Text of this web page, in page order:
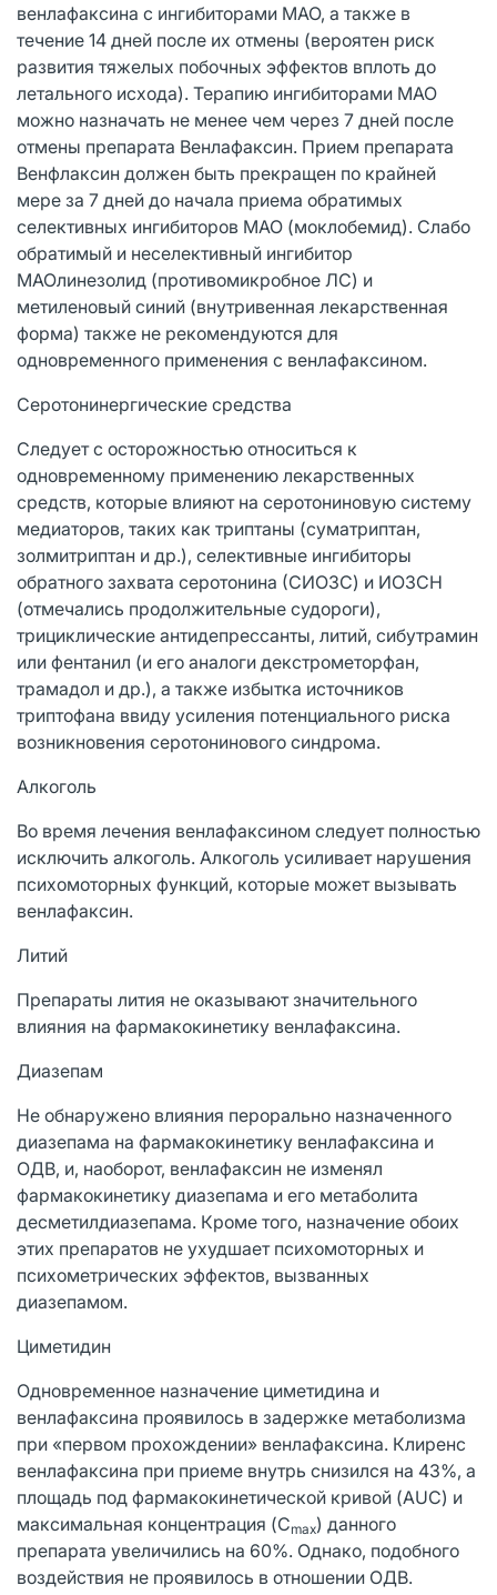
венлафаксина с ингибиторами МАО, а также в
течение 14 дней после их отмены (вероятен риск
развития тяжелых побочных эффектов вплоть до
летального исхода). Терапию ингибиторами МАО
можно назначать не менее чем через 7 дней после
отмены препарата Венлафаксин. Прием препарата
Венфлаксин должен быть прекращен по крайней
мере за 7 дней до начала приема обратимых
селективных ингибиторов МАО (моклобемид). Слабо
обратимый и неселективный ингибитор
МАОлинезолид (противомикробное ЛС) и
метиленовый синий (внутривенная лекарственная
форма) также не рекомендуются для
одновременного применения с венлафаксином.
Серотонинергические средства
Следует с осторожностью относиться к
одновременному применению лекарственных
средств, которые влияют на серотониновую систему
медиаторов, таких как триптаны (суматриптан,
золмитриптан и др.), селективные ингибиторы
обратного захвата серотонина (СИОЗС) и ИОЗСН
(отмечались продолжительные судороги),
трициклические антидепрессанты, литий, сибутрамин
или фентанил (и его аналоги декстрометорфан,
трамадол и др.), а также избытка источников
триптофана ввиду усиления потенциального риска
возникновения серотонинового синдрома.
Алкоголь
Во время лечения венлафаксином следует полностью
исключить алкоголь. Алкоголь усиливает нарушения
психомоторных функций, которые может вызывать
венлафаксин.
Литий
Препараты лития не оказывают значительного
влияния на фармакокинетику венлафаксина.
Диазепам
Не обнаружено влияния перорально назначенного
диазепама на фармакокинетику венлафаксина и
ОДВ, и, наоборот, венлафаксин не изменял
фармакокинетику диазепама и его метаболита
десметилдиазепама. Кроме того, назначение обоих
этих препаратов не ухудшает психомоторных и
психометрических эффектов, вызванных
диазепамом.
Циметидин
Одновременное назначение циметидина и
венлафаксина проявилось в задержке метаболизма
при «первом прохождении» венлафаксина. Клиренс
венлафаксина при приеме внутрь снизился на 43%, а
площадь под фармакокинетической кривой (AUC) и
максимальная концентрация (Cmax) данного
препарата увеличились на 60%. Однако, подобного
воздействия не проявилось в отношении ОДВ.